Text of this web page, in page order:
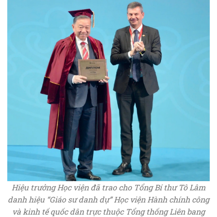
Hiệu trưởng Học viện đã trao cho Tổng Bí thư Tô Lâm
danh hiệu “Giáo sư danh dự” Học viện Hành chính công
và kinh tế quốc dân trực thuộc Tổng thống Liên bang